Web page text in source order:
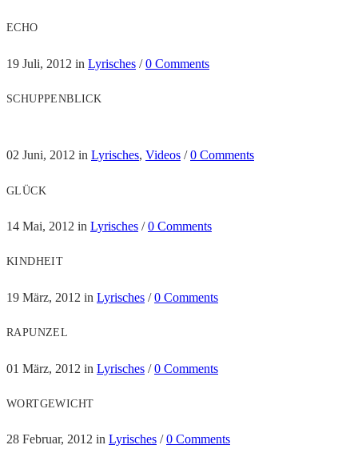
ECHO
19 Juli, 2012 in Lyrisches /0 Comments
SCHUPPENBLICK
02 Juni, 2012 in Lyrisches, Videos /0 Comments
GLÜCK
14 Mai, 2012 in Lyrisches /0 Comments
KINDHEIT
19 März, 2012 in Lyrisches /0 Comments
RAPUNZEL
01 März, 2012 in Lyrisches /0 Comments
WORTGEWICHT
28 Februar, 2012 in Lyrisches /0 Comments